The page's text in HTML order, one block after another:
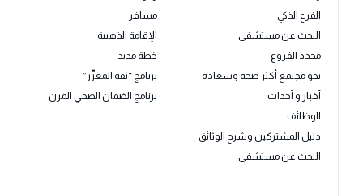
الفرع الذكي
البحث عن مستشفى
محدد الفروع
نحو مجتمع أكثر صحة وسعادة
أخبار و أحداث
الوظائف
دليل المشتركين وشرح الوثائق
البحث عن مستشفى
مسافر
الإقامة الذهبية
خطة مديد
برنامج “ثقة المعزّز”
برنامج الضمان الصحي المرن